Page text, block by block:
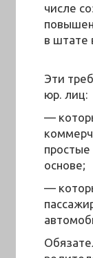
числе
в штате
Эти
юр. лиц:
—
простые
основе;
—